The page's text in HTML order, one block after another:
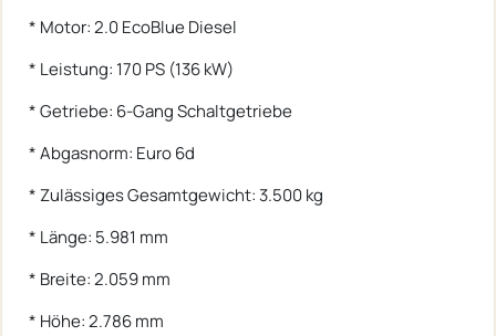
* Motor: 2.0 EcoBlue Diesel
* Leistung: 170 PS (136 kW)
* Getriebe: 6-Gang Schaltgetriebe
* Abgasnorm: Euro 6d
* Zulässiges Gesamtgewicht: 3.500 kg
* Länge: 5.981 mm
* Breite: 2.059 mm
* Höhe: 2.786 mm